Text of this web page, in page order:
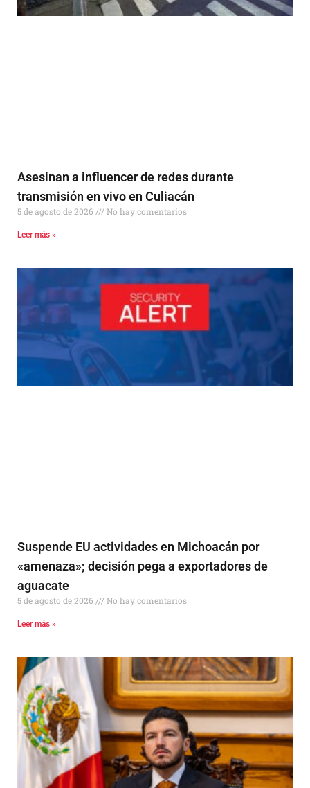
Asesinan a influencer de redes durante
transmisión en vivo en Culiacán
5 de agosto de 2026 No hay comentarios
Leer más »
Suspende EU actividades en Michoacán por
«amenaza»; decisión pega a exportadores de
aguacate
5 de agosto de 2026 No hay comentarios
Leer más »